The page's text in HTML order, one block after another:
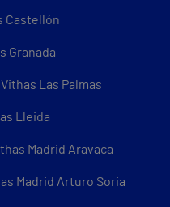
Castellón
Granada
Las Palmas
Lleida
Madrid Aravaca
Madrid Arturo Soria